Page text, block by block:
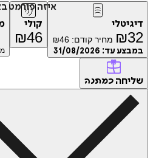
איזה פורמט בא לך?
₪ מחיר קודם: ₪46
עד:31/08/2026
₪ 46
מודפס
מחיר על
כמתנה